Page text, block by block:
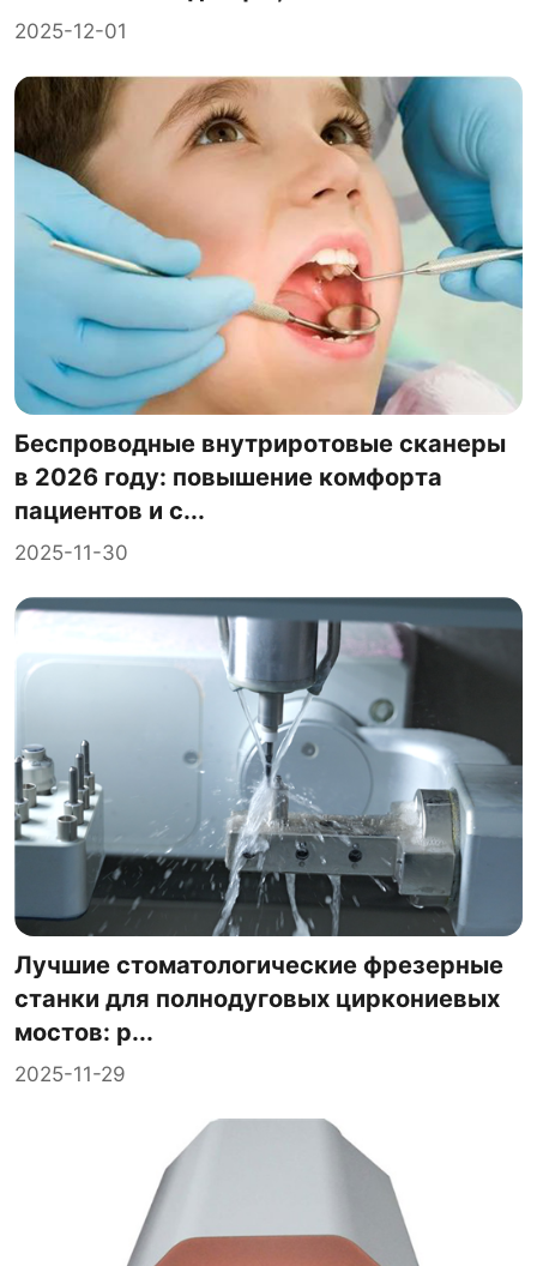
2025-12-01
Беспроводные внутриротовые сканеры
в 2026 году: повышение комфорта
пациентов и с...
2025-11-30
Лучшие стоматологические фрезерные
станки для полнодуговых циркониевых
мостов: р...
2025-11-29